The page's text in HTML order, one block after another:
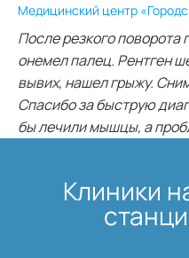
Медицинский центр
После резкого поворота
онемел палец. Рентген
вывих, нашел грыжу.
Спасибо за быструю
бы лечили мышцы, а
Клиники